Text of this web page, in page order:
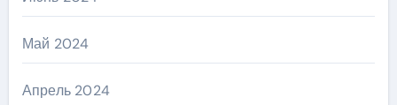
Май 2024
Апрель 2024